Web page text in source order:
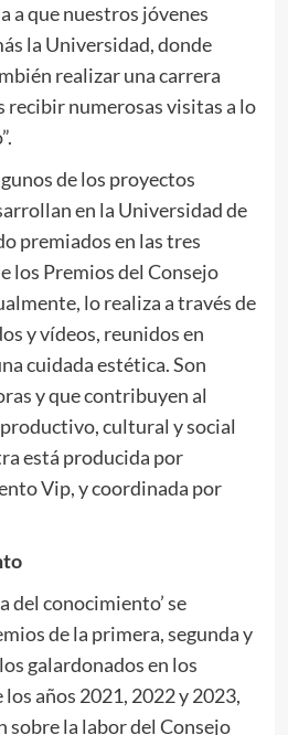
a que nuestros jóvenes
la Universidad, donde
realizar una carrera
recibir numerosas visitas a lo
de los proyectos
en la Universidad de
premiados en las tres
los Premios del Consejo
lo realiza a través de
y vídeos, reunidos en
cuidada estética. Son
y que contribuyen al
cultural y social
está producida por
Vip, y coordinada por
del conocimiento’ se
de la primera, segunda y
galardonados en los
años 2021, 2022 y 2023,
sobre la labor del Consejo